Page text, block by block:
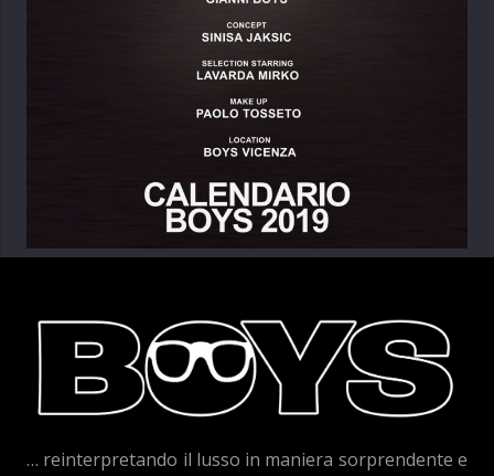
… reinterpretando il lusso in maniera sorprendente e